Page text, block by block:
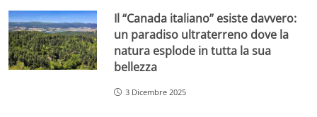
Il “Canada italiano” esiste davvero:
un paradiso ultraterreno dove la
natura esplode in tutta la sua
bellezza
3 Dicembre 2025